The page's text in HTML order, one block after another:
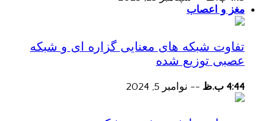
مغز و اعصاب
تفاوت شبکه های معنایی گزاره ای و شبکه
عصبی توزیع شده
4:44 ب.ظ -- نوامبر 5, 2024